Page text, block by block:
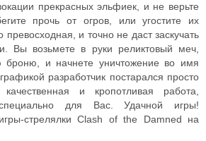
прекрасных эльфиек, и не верьте
прочь от огров, или угостите их
и точно не даст заскучать
Вы возьмете в руки реликтовый меч,
броню, и начнете уничтожение во имя
разработчик постарался просто
и кропотливая работа,
для Вас. Удачной игры!
стрелялки Clash of the Damned на